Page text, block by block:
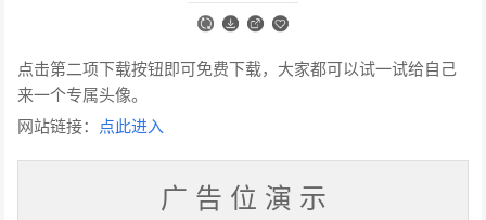
点击第二项下载按钮即可免费下载，大家都可以试一试给自己
来一个专属头像。
网站链接： 点此进入
广 告 位 演 示